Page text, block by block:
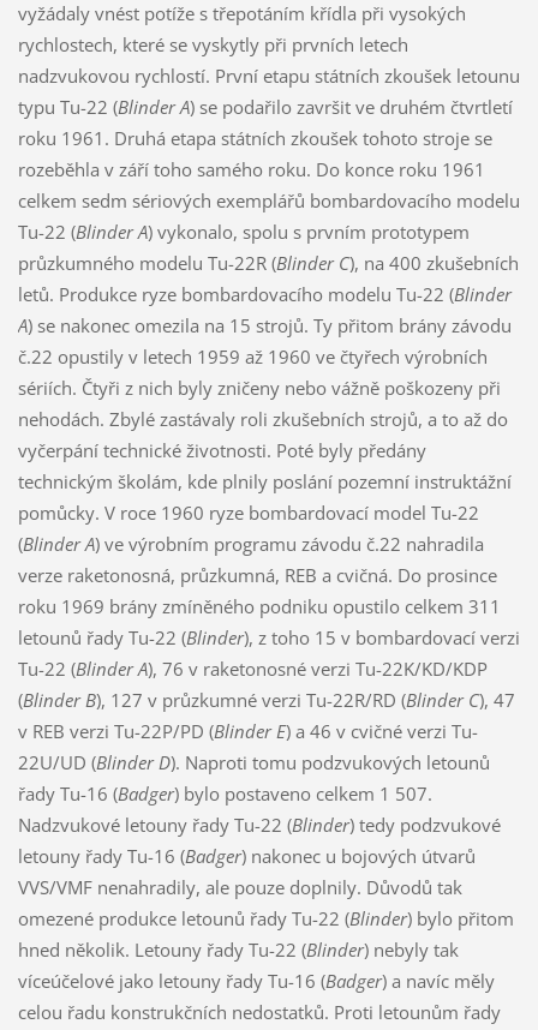
vyžádaly vnést potíže s třepotáním křídla při vysokých
rychlostech, které se vyskytly při prvních letech
nadzvukovou rychlostí. První etapu státních zkoušek letounu
typu Tu-22 (Blinder A) se podařilo završit ve druhém čtvrtletí
roku 1961. Druhá etapa státních zkoušek tohoto stroje se
rozeběhla v září toho samého roku. Do konce roku 1961
celkem sedm sériových exemplářů bombardovacího modelu
Tu-22 (Blinder A) vykonalo, spolu s prvním prototypem
průzkumného modelu Tu-22R (Blinder C), na 400 zkušebních
letů. Produkce ryze bombardovacího modelu Tu-22 (Blinder
A) se nakonec omezila na 15 strojů. Ty přitom brány závodu
č.22 opustily v letech 1959 až 1960 ve čtyřech výrobních
sériích. Čtyři z nich byly zničeny nebo vážně poškozeny při
nehodách. Zbylé zastávaly roli zkušebních strojů, a to až do
vyčerpání technické životnosti. Poté byly předány
technickým školám, kde plnily poslání pozemní instruktážní
pomůcky. V roce 1960 ryze bombardovací model Tu-22
(Blinder A) ve výrobním programu závodu č.22 nahradila
verze raketonosná, průzkumná, REB a cvičná. Do prosince
roku 1969 brány zmíněného podniku opustilo celkem 311
letounů řady Tu-22 (Blinder), z toho 15 v bombardovací verzi
Tu-22 (Blinder A), 76 v raketonosné verzi Tu-22K/KD/KDP
(Blinder B), 127 v průzkumné verzi Tu-22R/RD (Blinder C), 47
v REB verzi Tu-22P/PD (Blinder E) a 46 v cvičné verzi Tu-
22U/UD (Blinder D). Naproti tomu podzvukových letounů
řady Tu-16 (Badger) bylo postaveno celkem 1 507.
Nadzvukové letouny řady Tu-22 (Blinder) tedy podzvukové
letouny řady Tu-16 (Badger) nakonec u bojových útvarů
VVS/VMF nenahradily, ale pouze doplnily. Důvodů tak
omezené produkce letounů řady Tu-22 (Blinder) bylo přitom
hned několik. Letouny řady Tu-22 (Blinder) nebyly tak
víceúčelové jako letouny řady Tu-16 (Badger) a navíc měly
celou řadu konstrukčních nedostatků. Proti letounům řady